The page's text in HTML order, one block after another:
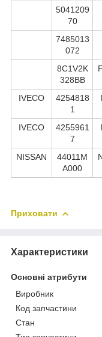
5041209
70
7485013
072
8C1V2K
328BB
IVECO
4254818
1
IVECO
4255961
7
NISSAN
44011M
A000
Приховати
Характеристики
Основні атрибути
Виробник
Код запчастини
Стан